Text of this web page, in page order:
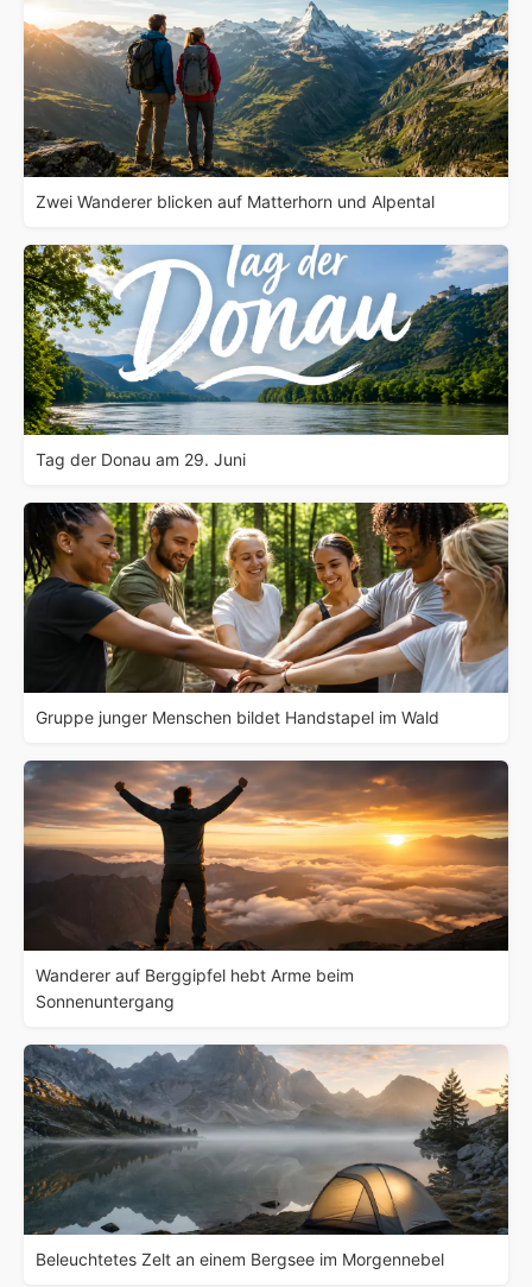
Zwei Wanderer blicken auf Matterhorn und Alpental
Tag der Donau am 29. Juni
Gruppe junger Menschen bildet Handstapel im Wald
Wanderer auf Berggipfel hebt Arme beim
Sonnenuntergang
Beleuchtetes Zelt an einem Bergsee im Morgennebel